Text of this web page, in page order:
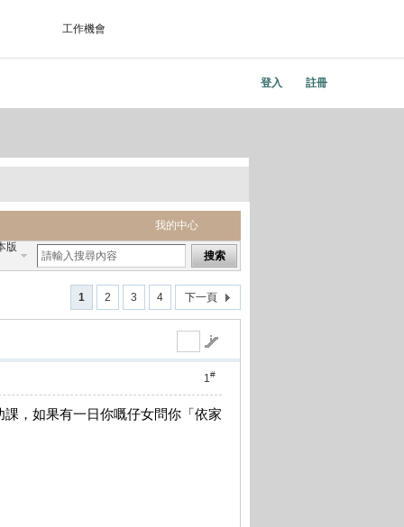
工作機會
登入 註冊
我的中心
版
搜索
1 2 3 4 下一頁
1#
，如果有一日你嘅仔女問你「依家